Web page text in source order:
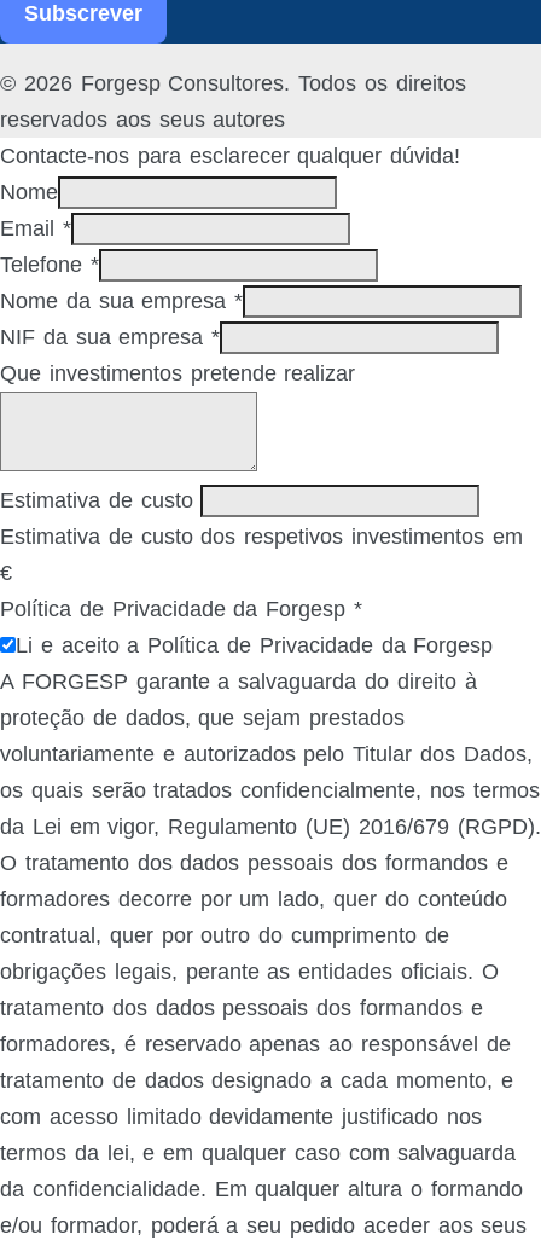
Subscrever
Facebook
Linked
In
© 2026 Forgesp Consultores. Todos os direitos
reservados aos seus autores
Contacte-nos para esclarecer qualquer dúvida!
Nome
Email *
Telefone *
Nome da sua empresa*
NIF da sua empresa*
Que investimentos pretende realizar
Estimativa de custo
Estimativa de custo dos respetivos investimentos em
€
Política de Privacidade da Forgesp *
Li e aceito a Política de Privacidade da Forgesp
A FORGESP garante a salvaguarda do direito à
proteção de dados, que sejam prestados
voluntariamente e autorizados pelo Titular dos Dados,
os quais serão tratados confidencialmente, nos termos
da Lei em vigor, Regulamento (UE) 2016/679 (RGPD).
O tratamento dos dados pessoais dos formandos e
formadores decorre por um lado, quer do conteúdo
contratual, quer por outro do cumprimento de
obrigações legais, perante as entidades oficiais. O
tratamento dos dados pessoais dos formandos e
formadores, é reservado apenas ao responsável de
tratamento de dados designado a cada momento, e
com acesso limitado devidamente justificado nos
termos da lei, e em qualquer caso com salvaguarda
da confidencialidade. Em qualquer altura o formando
e/ou formador, poderá a seu pedido aceder aos seus